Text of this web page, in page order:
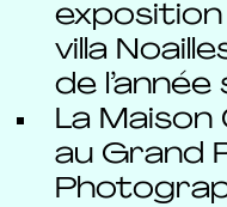
exposition
villa
de l’année
La Maison
au Grand